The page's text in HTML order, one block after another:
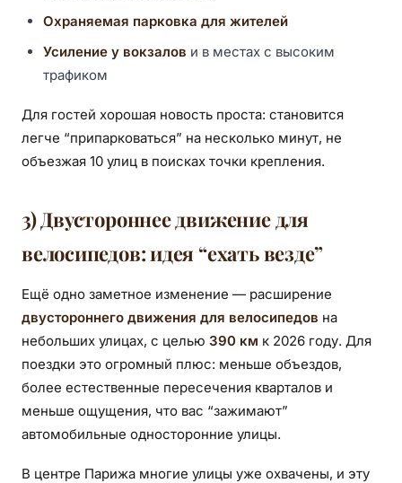
Охраняемая парковка для жителей
Усиление у вокзалов и в местах с высоким
трафиком
Для гостей хорошая новость проста: становится
легче “припарковаться” на несколько минут, не
объезжая 10 улиц в поисках точки крепления.
3) Двустороннее движение для
велосипедов: идея “ехать везде”
Ещё одно заметное изменение — расширение
двустороннего движения для велосипедов на
небольших улицах, с целью 390 км к 2026 году. Для
поездки это огромный плюс: меньше объездов,
более естественные пересечения кварталов и
меньше ощущения, что вас “зажимают”
автомобильные односторонние улицы.
В центре Парижа многие улицы уже охвачены, и эту